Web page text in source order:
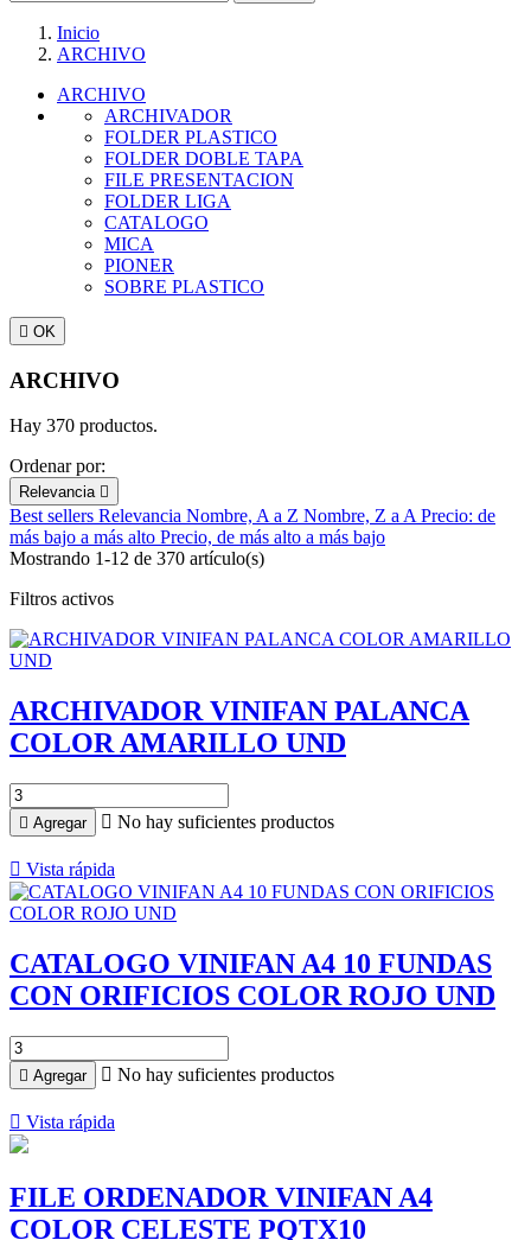
Inicio
ARCHIVO
ARCHIVO
ARCHIVADOR
FOLDER PLASTICO
FOLDER DOBLE TAPA
FILE PRESENTACION
FOLDER LIGA
CATALOGO
MICA
PIONER
SOBRE PLASTICO
 OK
ARCHIVO
Hay 370 productos.
Ordenar por:
Relevancia 
Best sellers Relevancia Nombre, A a Z Nombre, Z a APrecio: de
más bajo a más alto Precio, de más alto a más bajo
Mostrando 1-12 de 370 artículo(s)
Filtros activos
ARCHIVADOR VINIFAN PALANCA
COLOR AMARILLO UND
 Agregar  No hay suficientes productos
 Vista rápida
CATALOGO VINIFAN A4 10 FUNDAS
CON ORIFICIOS COLOR ROJO UND
 Agregar  No hay suficientes productos
 Vista rápida
FILE ORDENADOR VINIFAN A4
COLOR CELESTE PQTX10